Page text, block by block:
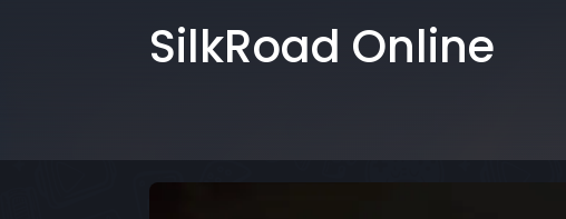
SilkRoad Online